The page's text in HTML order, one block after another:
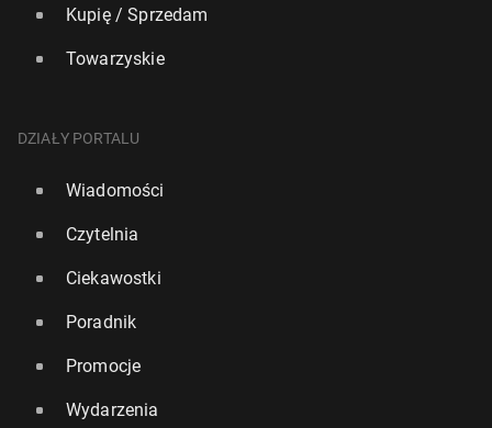
Kupię / Sprzedam
Towarzyskie
DZIAŁY PORTALU
Wiadomości
Czytelnia
Ciekawostki
Poradnik
Promocje
Wydarzenia